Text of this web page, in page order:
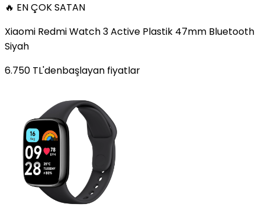
🔥 EN ÇOK SATAN
Xiaomi Redmi Watch 3 Active Plastik 47mm Bluetooth
Siyah
6.750 TL'denbaşlayan fiyatlar